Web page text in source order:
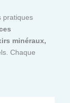
pratiques
minéraux,
Chaque